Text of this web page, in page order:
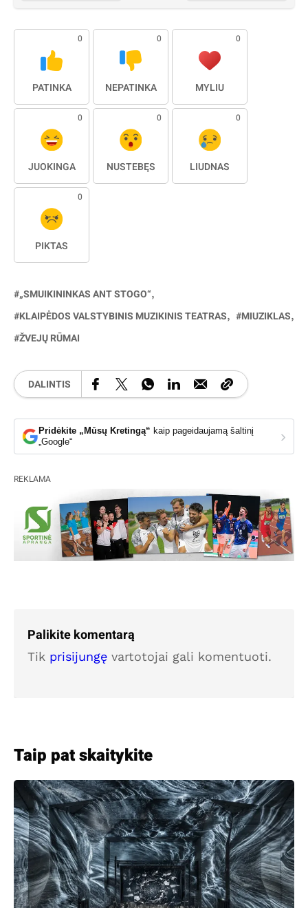
0
PATINKA
0
NEPATINKA
0
MYLIU
0
JUOKINGA
0
NUSTEBĘS
0
LIŪDNAS
0
PIKTAS
„SMUIKININKAS ANT STOGO“
KLAIPĖDOS VALSTYBINIS MUZIKINIS TEATRAS
MIUZIKLAS
ŽVEJŲ RŪMAI
DALINTIS
Pridėkite „Mūsų Kretingą“ kaip pageidaujamą šaltinį
„Google“
›
REKLAMA
Palikite komentarą
Tik prisijungę vartotojai gali komentuoti.
Taip pat skaitykite